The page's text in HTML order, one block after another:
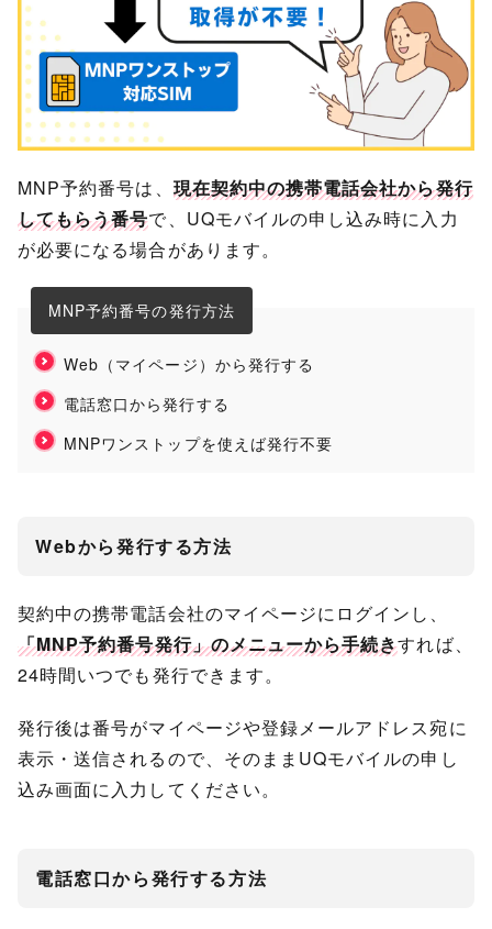
MNP予約番号は、 現在契約中の携帯電話会社から発行
してもらう番号で、UQモバイルの申し込み時に入力
が必要になる場合があります。
MNP予約番号の発行方法
Web（マイページ）から発行する
電話窓口から発行する
MNPワンストップを使えば発行不要
Webから発行する方法
契約中の携帯電話会社のマイページにログインし、
「MNP予約番号発行」のメニューから手続きすれば、
24時間いつでも発行できます。
発行後は番号がマイページや登録メールアドレス宛に
表示・送信されるので、そのままUQモバイルの申し
込み画面に入力してください。
電話窓口から発行する方法